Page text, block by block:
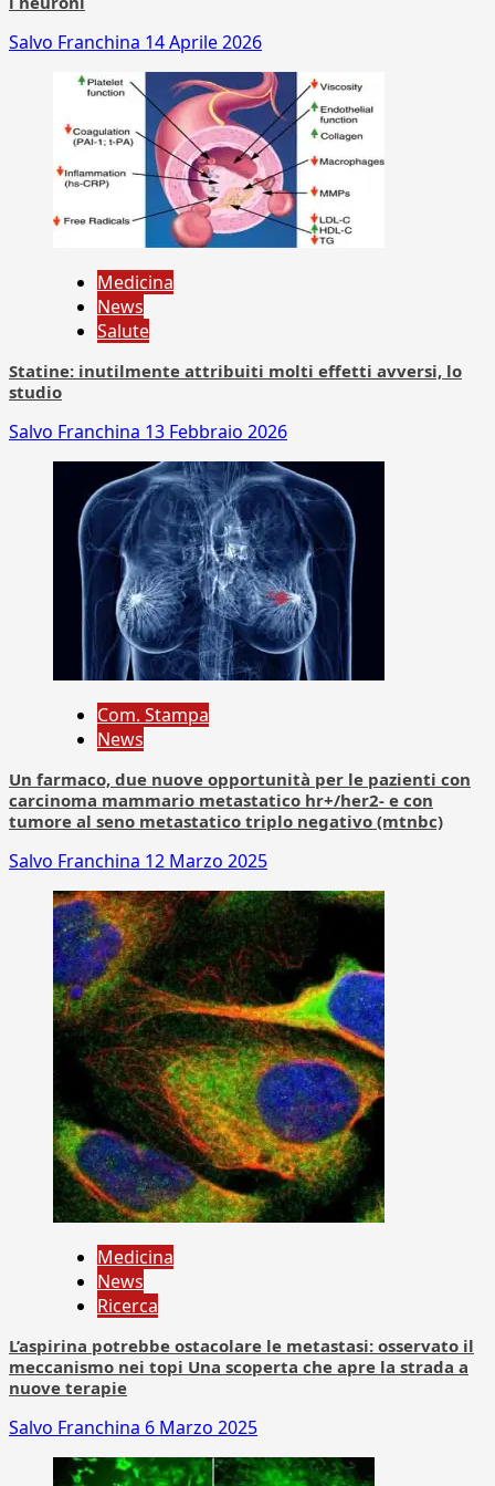
Salvo Franchina 14 Aprile 2026
Medicina
News
Salute
Statine: inutilmente attribuiti molti effetti avversi, lo
studio
Salvo Franchina 13 Febbraio 2026
Com. Stampa
News
Un farmaco, due nuove opportunità per le pazienti con
carcinoma mammario metastatico hr+/her2- e con
tumore al seno metastatico triplo negativo (mtnbc)
Salvo Franchina 12 Marzo 2025
Medicina
News
Ricerca
L’aspirina potrebbe ostacolare le metastasi: osservato il
meccanismo nei topi Una scoperta che apre la strada a
nuove terapie
Salvo Franchina 6 Marzo 2025